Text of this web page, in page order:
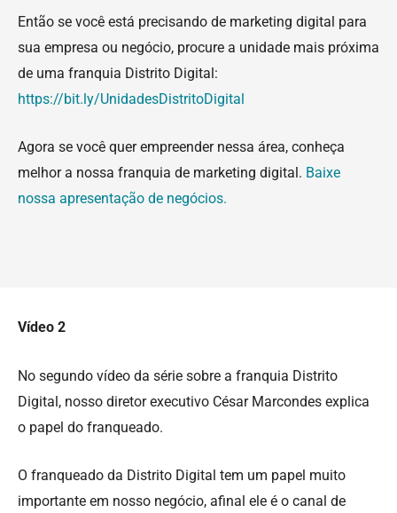
Então se você está precisando de marketing digital para
sua empresa ou negócio, procure a unidade mais próxima
de uma franquia Distrito Digital:
https://bit.ly/UnidadesDistritoDigital
Agora se você quer empreender nessa área, conheça
melhor a nossa franquia de marketing digital. Baixe
nossa apresentação de negócios.
Vídeo 2
No segundo vídeo da série sobre a franquia Distrito
Digital, nosso diretor executivo César Marcondes explica
o papel do franqueado.
O franqueado da Distrito Digital tem um papel muito
importante em nosso negócio, afinal ele é o canal de